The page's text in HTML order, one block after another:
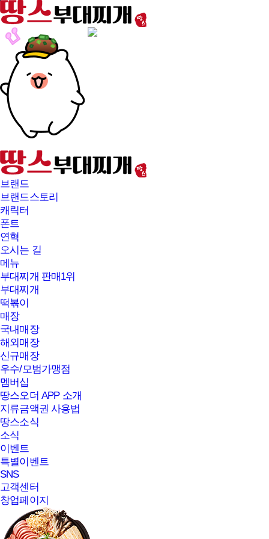
본문바로가기
브랜드
브랜드스토리
캐릭터
폰트
연혁
오시는 길
메뉴
부대찌개 판매1위
부대찌개
떡볶이
매장
국내매장
해외매장
신규매장
우수/모범가맹점
멤버십
땅스오더 APP 소개
지류금액권 사용법
땅스소식
소식
이벤트
특별이벤트
SNS
고객센터
창업페이지